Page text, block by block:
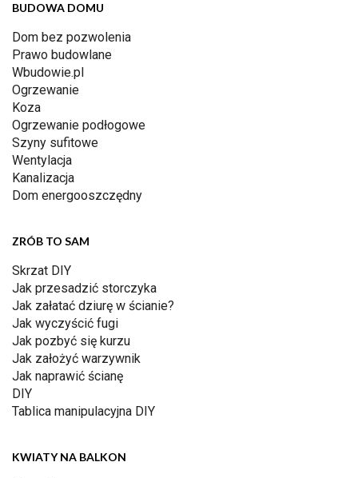
BUDOWA DOMU
Dom bez pozwolenia
Prawo budowlane
Wbudowie.pl
Ogrzewanie
Koza
Ogrzewanie podłogowe
Szyny sufitowe
Wentylacja
Kanalizacja
Dom energooszczędny
ZRÓB TO SAM
Skrzat DIY
Jak przesadzić storczyka
Jak załatać dziurę w ścianie?
Jak wyczyścić fugi
Jak pozbyć się kurzu
Jak założyć warzywnik
Jak naprawić ścianę
DIY
Tablica manipulacyjna DIY
KWIATY NA BALKON